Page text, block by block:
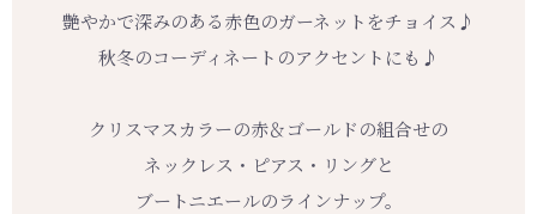
艶やかで深みのある赤色のガーネットをチョイス♪
秋冬のコーディネートのアクセントにも♪
クリスマスカラーの赤＆ゴールドの組合せの
ネックレス・ピアス・リングと
ブートニエールのラインナップ。